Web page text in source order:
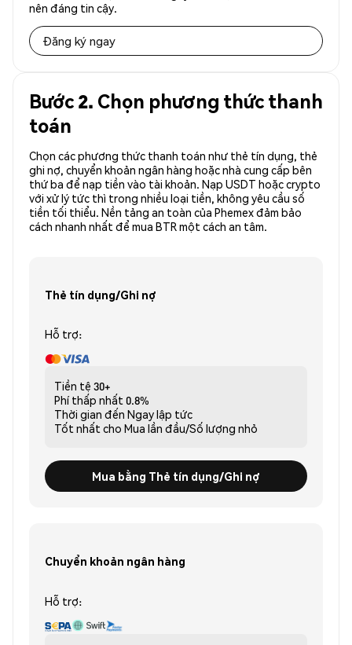
nên đáng tin cậy.
Đăng ký ngay
Bước 2. Chọn phương thức thanh
toán
Chọn các phương thức thanh toán như thẻ tín dụng, thẻ
ghi nợ, chuyển khoản ngân hàng hoặc nhà cung cấp bên
thứ ba để nạp tiền vào tài khoản. Nạp USDT hoặc crypto
với xử lý tức thì trong nhiều loại tiền, không yêu cầu số
tiền tối thiểu. Nền tảng an toàn của Phemex đảm bảo
cách nhanh nhất để mua BTR một cách an tâm.
Thẻ tín dụng/Ghi nợ
Hỗ trợ:
Tiền tệ 30+
Phí thấp nhất 0.8%
Thời gian đến Ngay lập tức
Tốt nhất cho Mua lần đầu/Số lượng nhỏ
Mua bằng Thẻ tín dụng/Ghi nợ
Chuyển khoản ngân hàng
Hỗ trợ: